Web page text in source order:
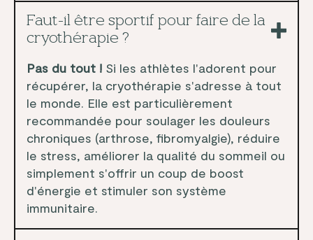
Faut-il être sportif pour faire de la
cryothérapie ?
Pas du tout ! Si les athlètes l'adorent pour
récupérer, la cryothérapie s'adresse à tout
le monde. Elle est particulièrement
recommandée pour soulager les douleurs
chroniques (arthrose, fibromyalgie), réduire
le stress, améliorer la qualité du sommeil ou
simplement s'offrir un coup de boost
d'énergie et stimuler son système
immunitaire.